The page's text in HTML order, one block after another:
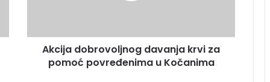
Akcija dobrovoljnog davanja krvi za
pomoć povređenima u Kočanima